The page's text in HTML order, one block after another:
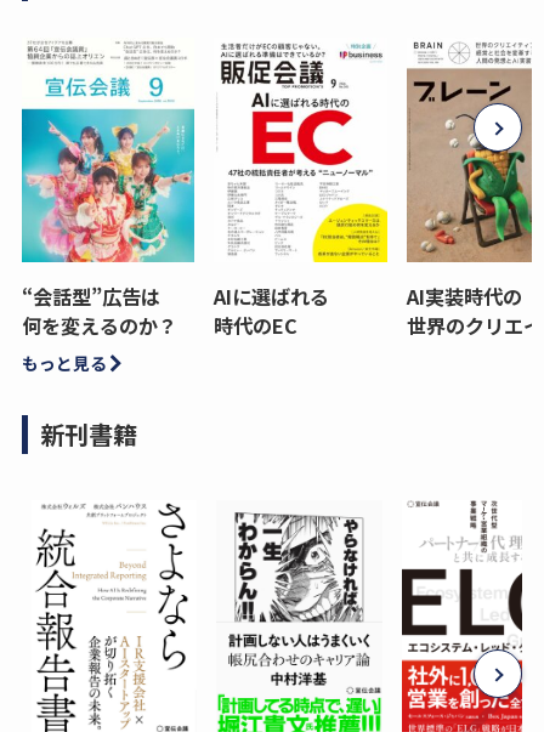
“会話型”広告は
何を変えるのか？
AIに選ばれる
時代のEC
AI実装時代の
世界のクリエ
もっと見る
新刊書籍